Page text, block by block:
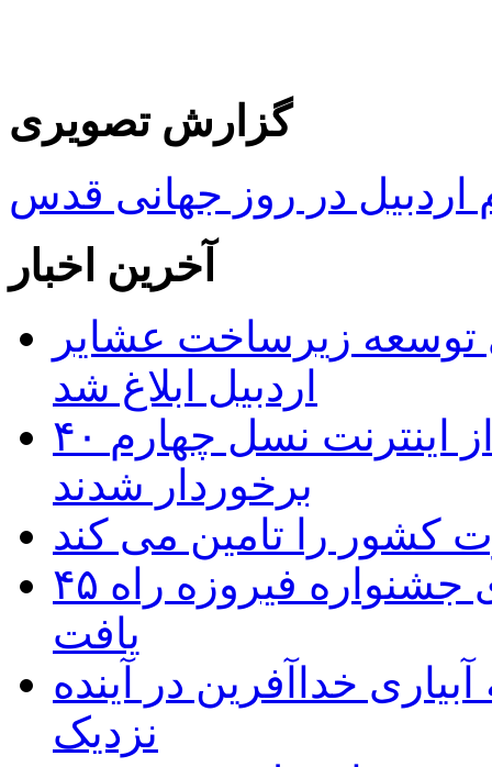
گزارش تصویری
در روز جهانی قدس
آخرین اخبار
برای توسعه زیرساخت عشایر
اردبیل ابلاغ شد
۴۰ روستای شهرستان گِرمی از اینترنت نسل چهارم
برخوردار شدند
۴۵ اثر هنرمندان اردبیلی به غربالگری جشنواره فیروزه راه
یافت
خداآفرین در آینده
نزدیک